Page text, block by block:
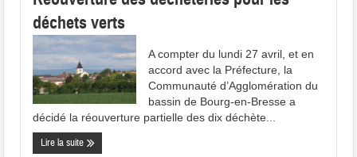
déchets verts
A compter du lundi 27 avril, et en
accord avec la Préfecture, la
Communauté d’Agglomération du
bassin de Bourg-en-Bresse a
décidé la réouverture partielle des dix déchète...
Lire la suite